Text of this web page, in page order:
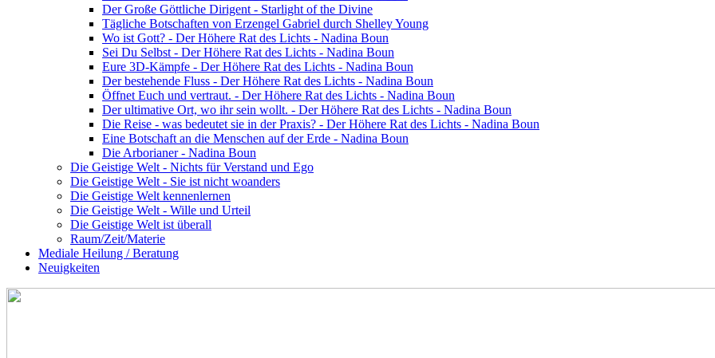
Der Große Göttliche Dirigent - Starlight of the Divine
Tägliche Botschaften von Erzengel Gabriel durch Shelley Young
Wo ist Gott? - Der Höhere Rat des Lichts - Nadina Boun
Sei Du Selbst - Der Höhere Rat des Lichts - Nadina Boun
Eure 3D-Kämpfe - Der Höhere Rat des Lichts - Nadina Boun
Der bestehende Fluss - Der Höhere Rat des Lichts - Nadina Boun
Öffnet Euch und vertraut. - Der Höhere Rat des Lichts - Nadina Boun
Der ultimative Ort, wo ihr sein wollt. - Der Höhere Rat des Lichts - Nadina Boun
Die Reise - was bedeutet sie in der Praxis? - Der Höhere Rat des Lichts - Nadina Boun
Eine Botschaft an die Menschen auf der Erde - Nadina Boun
Die Arborianer - Nadina Boun
Die Geistige Welt - Nichts für Verstand und Ego
Die Geistige Welt - Sie ist nicht woanders
Die Geistige Welt kennenlernen
Die Geistige Welt - Wille und Urteil
Die Geistige Welt ist überall
Raum/Zeit/Materie
Mediale Heilung / Beratung
Neuigkeiten